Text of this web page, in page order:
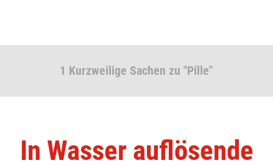
1 Kurzweilige Sachen zu "Pille"
In Wasser auflösende